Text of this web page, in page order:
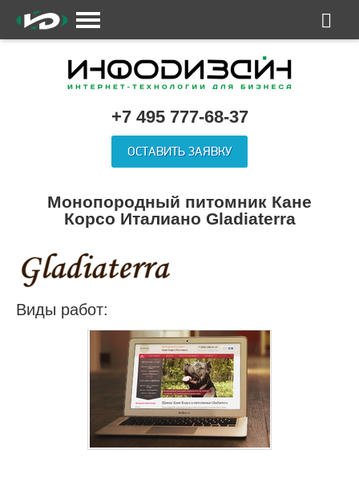
+7 495 777-68-37
ОСТАВИТЬ ЗАЯВКУ
Монопородный питомник Кане
Корсо Италиано Gladiaterra
Виды работ: